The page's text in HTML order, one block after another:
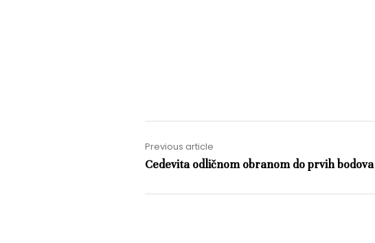
Previous article
Cedevita odličnom obranom do prvih bodova